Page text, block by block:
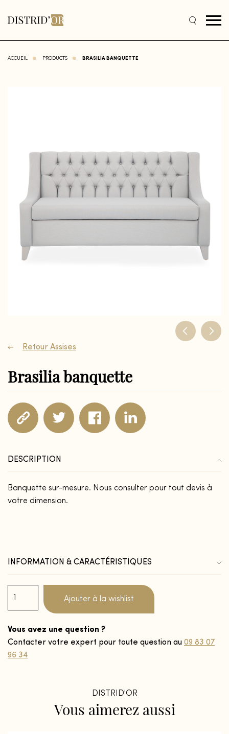
ACCUEIL PRODUCTS BRASILIA BANQUETTE
Retour Assises
Brasilia banquette
DESCRIPTION
Banquette sur-mesure. Nous consulter pour tout devis à
votre dimension.
INFORMATION & CARACTÉRISTIQUES
Ajouter à la wishlist
Vous avez une question ?
Contacter votre expert pour toute question au 09 83 07
96 34
DISTRID'OR
Vous aimerez aussi